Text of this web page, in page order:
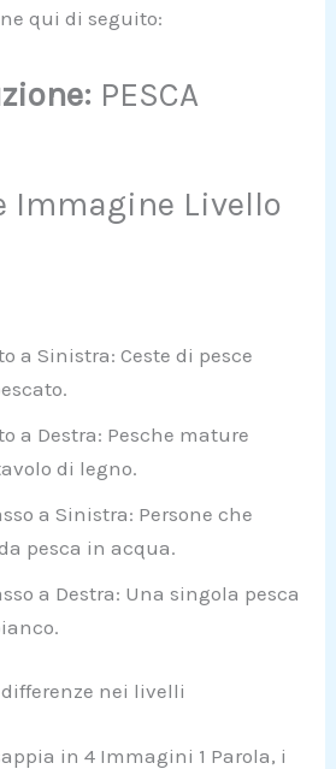
qui di seguito:
PESCA
Immagine Livello
a Sinistra: Ceste di pesce
a Destra: Pesche mature
di legno.
a Sinistra: Persone che
pesca in acqua.
a Destra: Una singola pesca
nei livelli
in 4 Immagini 1 Parola, i